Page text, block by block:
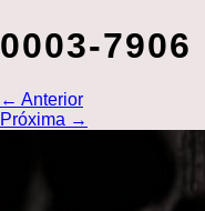
0003-7906
← Anterior
Próxima →